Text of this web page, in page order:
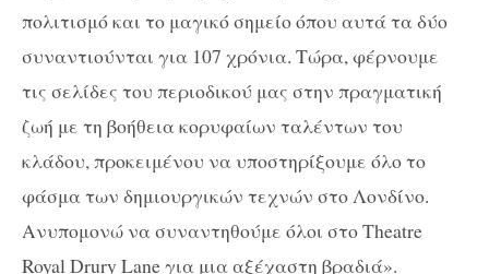
πολιτισμό και το μαγικό σημείο όπου αυτά τα δύο
συναντιούνται για 107 χρόνια. Τώρα, φέρνουμε
τις σελίδες του περιοδικού μας στην πραγματική
ζωή με τη βοήθεια κορυφαίων ταλέντων του
κλάδου, προκειμένου να υποστηρίξουμε όλο το
φάσμα των δημιουργικών τεχνών στο Λονδίνο.
Ανυπομονώ να συναντηθούμε όλοι στο Theatre
Royal Drury Lane για μια αξέχαστη βραδιά».